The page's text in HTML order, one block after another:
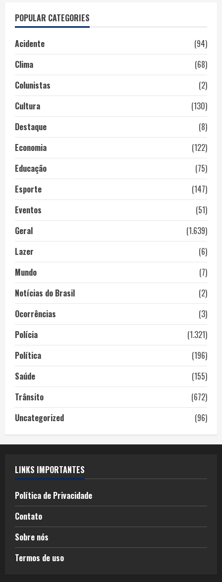
POPULAR CATEGORIES
Acidente
(94)
Clima
(68)
Colunistas
(2)
Cultura
(130)
Destaque
(8)
Economia
(122)
Educação
(75)
Esporte
(147)
Eventos
(51)
Geral
(1.639)
Lazer
(6)
Mundo
(7)
Notícias do Brasil
(2)
Ocorrências
(3)
Polícia
(1.321)
Política
(196)
Saúde
(155)
Trânsito
(672)
Uncategorized
(96)
LINKS IMPORTANTES
Política de Privacidade
Contato
Sobre nós
Termos de uso